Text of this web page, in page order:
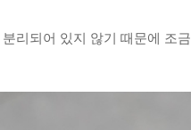
리되어 있지 않기 때문에 조금